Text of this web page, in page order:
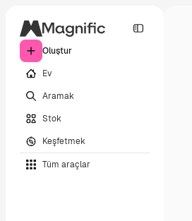
Oluştur
Ev
Aramak
Stok
Keşfetmek
Tüm araçlar